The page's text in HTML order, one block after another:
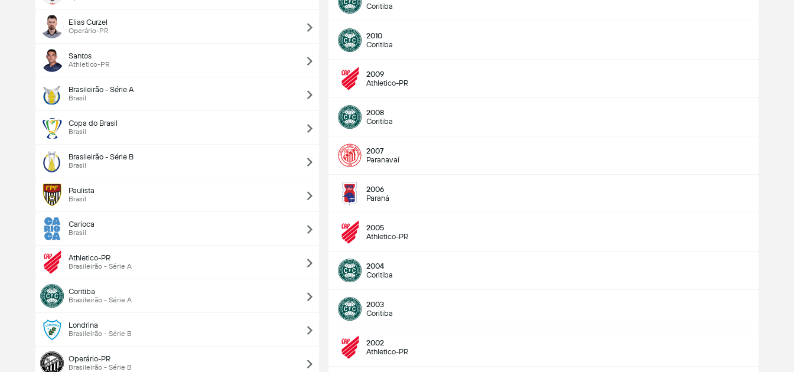
Elias Curzel
Operário-PR
Santos
Athletico-PR
Brasileirão - Série A
Brasil
Copa do Brasil
Brasil
Brasileirão - Série B
Brasil
Paulista
Brasil
Carioca
Brasil
Athletico-PR
Brasileirão - Série A
Coritiba
Brasileirão - Série A
Londrina
Brasileirão - Série B
Operário-PR
Brasileirão - Série B
Coritiba
2010
Coritiba
2009
Athletico-PR
2008
Coritiba
2007
Paranavaí
2006
Paraná
2005
Athletico-PR
2004
Coritiba
2003
Coritiba
2002
Athletico-PR